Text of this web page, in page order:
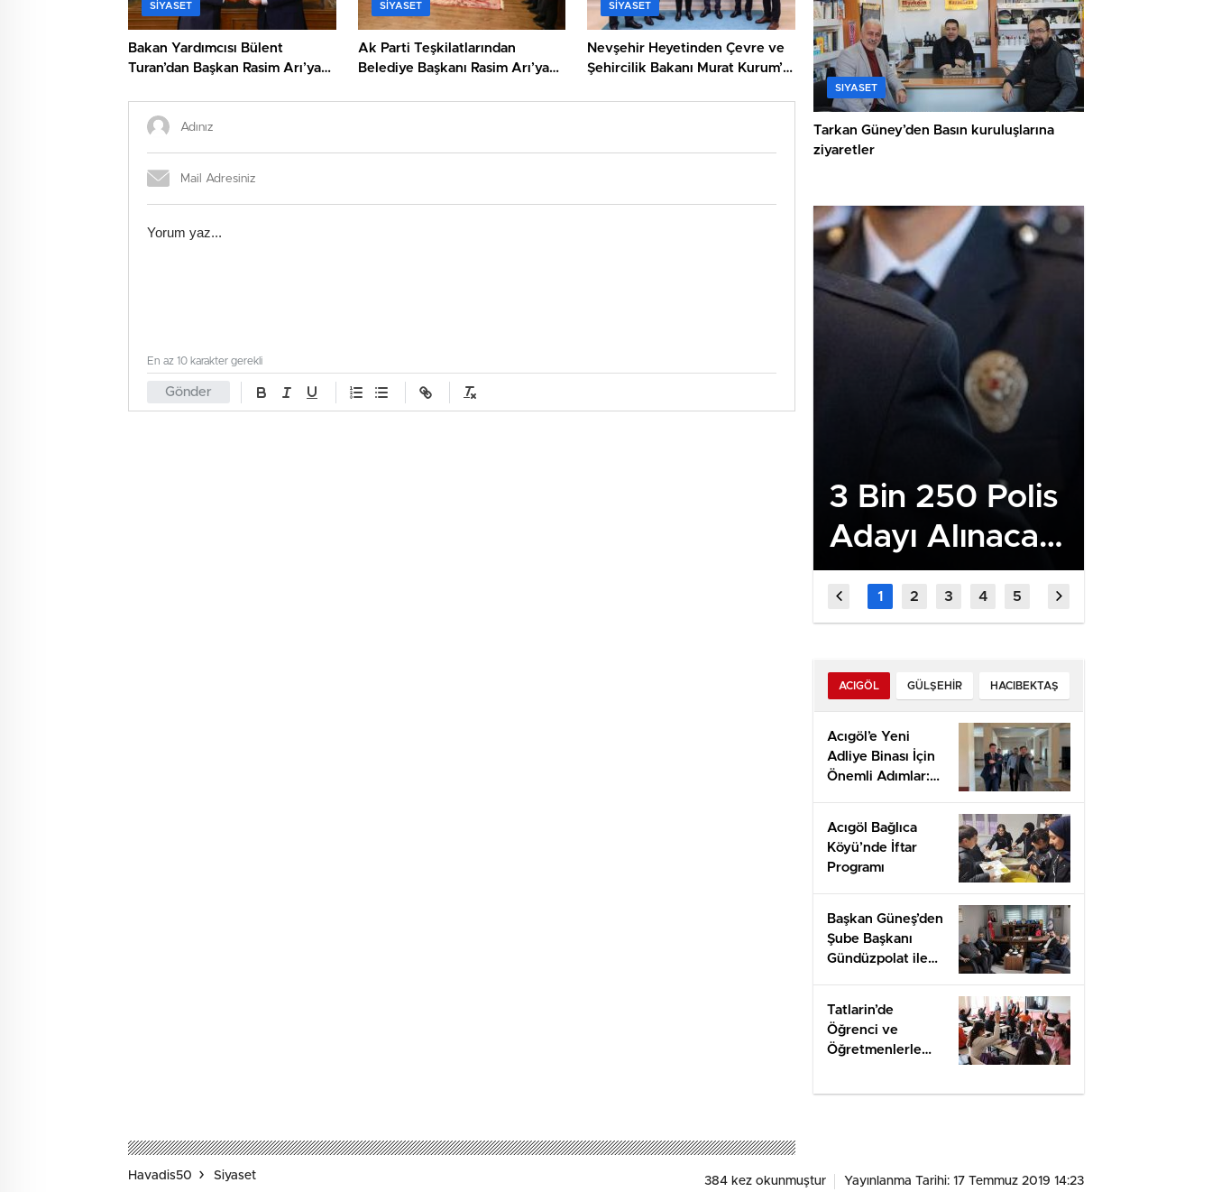
SIYASET
Bakan Yardımcısı Bülent
Turan’dan Başkan Rasim Arı’ya
SIYASET
Ak Parti Teşkilatlarından
Belediye Başkanı Rasim Arı’ya
SIYASET
Nevşehir Heyetinden Çevre ve
Şehircilik Bakanı Murat Kurum’a
Gönder
En az 10 karakter gerekli
SIYASET
Tarkan Güney’den Basın kuruluşlarına
ziyaretler
3 Bin 250 Polis
Adayı Alınacak!
PMYO
Başvuruları
ACIGÖL GÜLŞEHIR HACIBEKTAŞ
Acıgöl’e Yeni
Adliye Binası İçin
Önemli Adımlar:
Değerlendirmesi
Acıgöl Bağlıca
Köyü’nde İftar
Programı
Başkan Güneş’den
Şube Başkanı
Gündüzpolat ile
Tatlarin’de
Öğrenci ve
Öğretmenlerle
Havadis50 Siyaset 384 kez okunmuştur Yayınlanma Tarihi: 17 Temmuz 2019 14:23